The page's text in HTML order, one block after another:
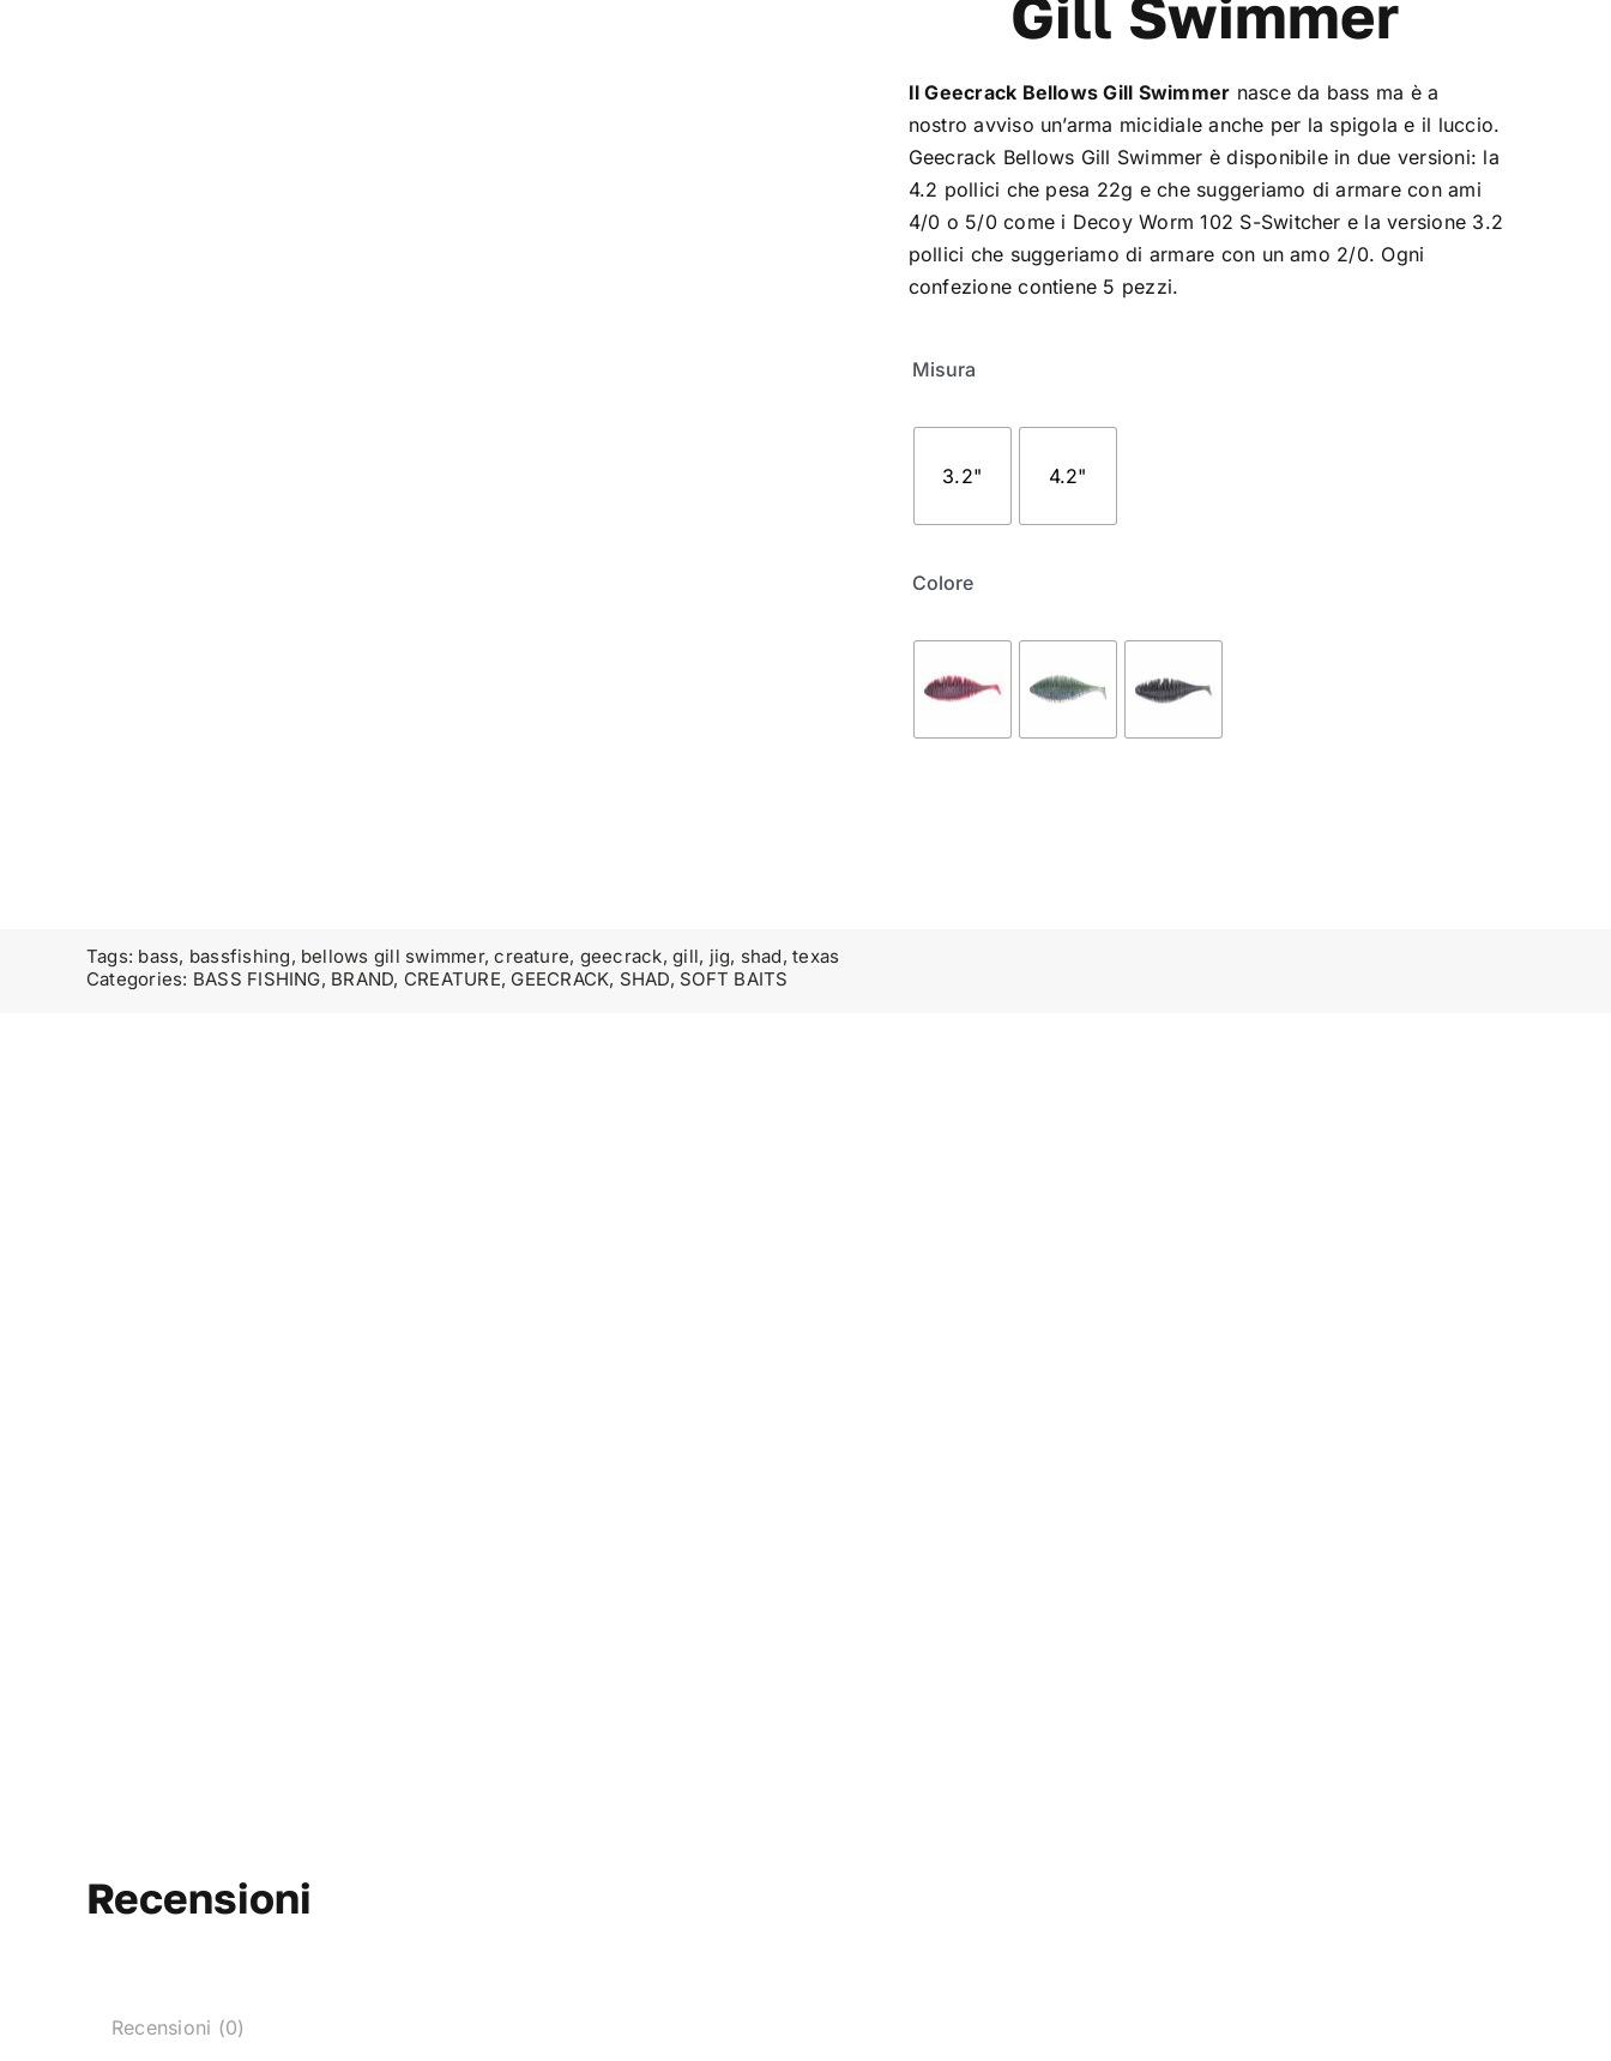
Gill Swimmer
Il Geecrack Bellows Gill Swimmer nasce da bass ma è a
nostro avviso un’arma micidiale anche per la spigola e il luccio.
Geecrack Bellows Gill Swimmer è disponibile in due versioni: la
4.2 pollici che pesa 22g e che suggeriamo di armare con ami
4/0 o 5/0 come i Decoy Worm 102 S-Switcher e la versione 3.2
pollici che suggeriamo di armare con un amo 2/0. Ogni
confezione contiene 5 pezzi.
Misura
3.2" 4.2"
Colore
Tags: bass, bassfishing, bellows gill swimmer,creature, geecrack,gill, jig, shad,texas
Categories: BASS FISHING, BRAND, CREATURE, GEECRACK, SHAD, SOFT BAITS
Recensioni
Recensioni (0)